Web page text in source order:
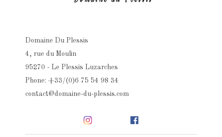
Domaine Du Plessis
4, rue du Moulin
95270 - Le Plessis Luzarches
Phone: +33/(0)6 75 54 98 34
contact@domaine-du-plessis.com